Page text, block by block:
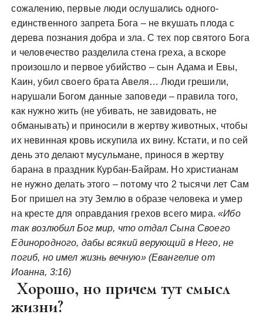
сожалению, первые люди ослушались одного-
единственного запрета Бога – не вкушать плода с
дерева познания добра и зла. С тех пор святого Бога
и человечество разделила стена греха, а вскоре
произошло и первое убийство – сын Адама и Евы,
Каин, убил своего брата Авеля… Люди грешили,
нарушали Богом данные заповеди – правила того,
как нужно жить (не убивать, не завидовать, не
обманывать) и приносили в жертву животных, чтобы
их невинная кровь искупила их вину. Кстати, и по сей
день это делают мусульмане, принося в жертву
барана в праздник Курбан-Байрам. Но христианам
не нужно делать этого – потому что 2 тысячи лет Сам
Бог пришел на эту Землю в образе человека и умер
на кресте для оправдания грехов всего мира.«Ибо
так возлюбил Бог мир, что отдал Сына Своего
Единородного, дабы всякий верующий в Него, не
погиб, но имел жизнь вечную» (Евангелие от
Иоанна, 3:16)
Хорошо, но причем тут смысл
жизни?